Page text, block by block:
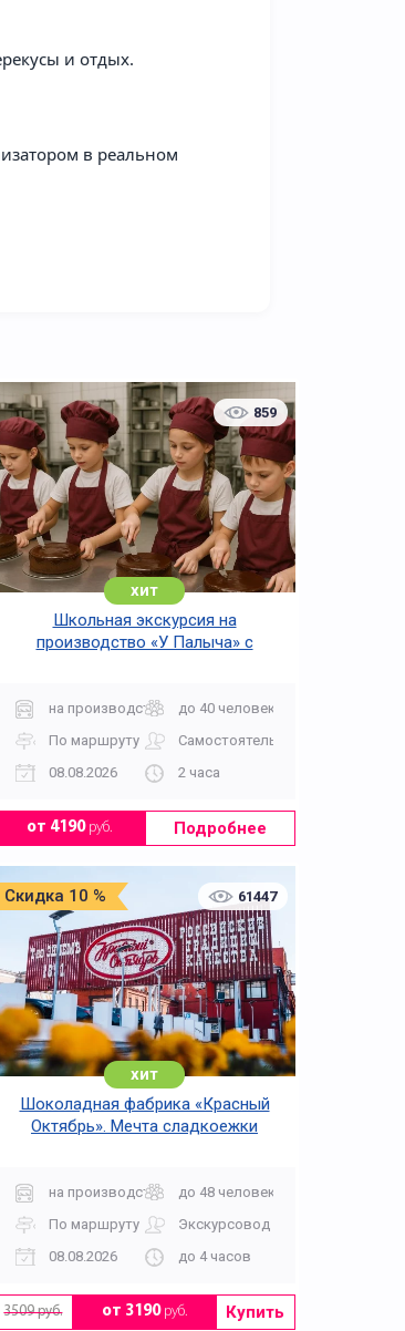
На шоколадную фабрику
В монастыри
Военно-исторические
Для средней школы
и отдых.
в реальном
859
хит
Школьная экскурсия на
производство «У Палыча» с
на производство
до 40 человек
По маршруту
Самостоятельно
08.08.2026
2 часа
от 4190руб. Подробнее
Скидка 10 % 61447
хит
Шоколадная фабрика «Красный
Октябрь». Мечта сладкоежки
на производство
до 48 человек
По маршруту
Экскурсовод
08.08.2026
до 4 часов
3509 руб. от 3190руб. Купить